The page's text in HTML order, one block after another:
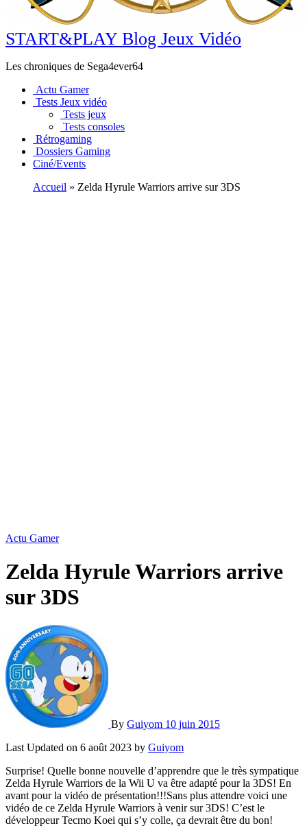
START&PLAY Blog Jeux Vidéo
Les chroniques de Sega4ever64
Actu Gamer
Tests Jeux vidéo
Tests jeux
Tests consoles
Rétrogaming
Dossiers Gaming
Ciné/Events
Accueil » Zelda Hyrule Warriors arrive sur 3DS
Actu Gamer
Zelda Hyrule Warriors arrive
sur 3DS
By Guiyom 10 juin 2015
Last Updated on 6 août 2023 by Guiyom
Surprise! Quelle bonne nouvelle d’apprendre que le très sympatique
Zelda Hyrule Warriors de la Wii U va être adapté pour la 3DS! En
avant pour la vidéo de présentation!!!Sans plus attendre voici une
vidéo de ce Zelda Hyrule Warriors à venir sur 3DS! C’est le
développeur Tecmo Koei qui s’y colle, ça devrait être du bon!